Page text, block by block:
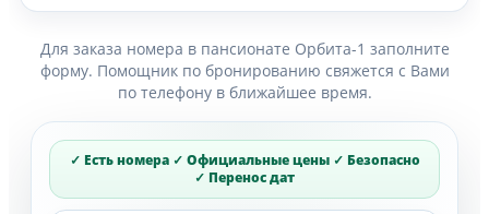
Для заказа номера в пансионате Орбита-1 заполните
форму. Помощник по бронированию свяжется с Вами
по телефону в ближайшее время.